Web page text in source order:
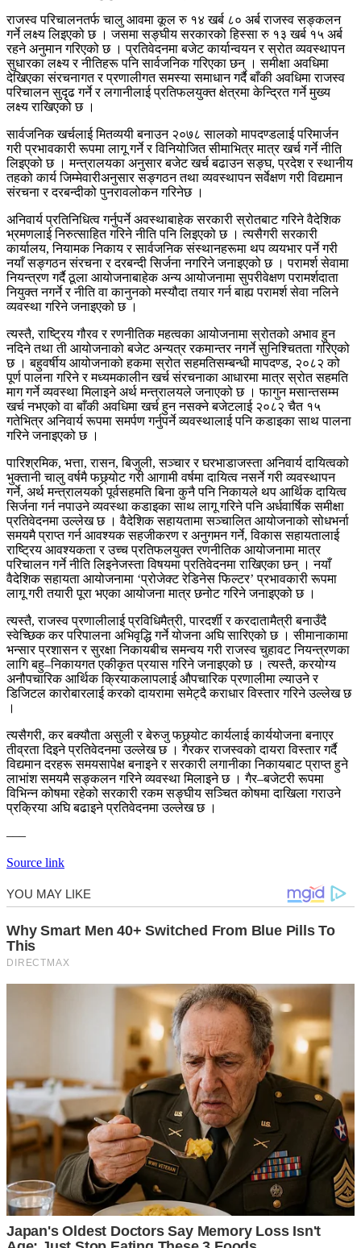
राजस्व परिचालनतर्फ चालु आवमा कूल रु १४ खर्ब ८० अर्ब राजस्व सङ्कलन
गर्ने लक्ष्य लिइएको छ । जसमा सङ्घीय सरकारको हिस्सा रु १३ खर्ब १५ अर्ब
रहने अनुमान गरिएको छ । प्रतिवेदनमा बजेट कार्यान्वयन र स्रोत व्यवस्थापन
सुधारका लक्ष्य र नीतिहरू पनि सार्वजनिक गरिएका छन् । समीक्षा अवधिमा
देखिएका संरचनागत र प्रणालीगत समस्या समाधान गर्दै बाँकी अवधिमा राजस्व
परिचालन सुदृढ गर्ने र लगानीलाई प्रतिफलयुक्त क्षेत्रमा केन्द्रित गर्ने मुख्य
लक्ष्य राखिएको छ ।
सार्वजनिक खर्चलाई मितव्ययी बनाउन २०७८ सालको मापदण्डलाई परिमार्जन
गरी प्रभावकारी रूपमा लागू गर्ने र विनियोजित सीमाभित्र मात्र खर्च गर्ने नीति
लिइएको छ । मन्त्रालयका अनुसार बजेट खर्च बढाउन सङ्घ, प्रदेश र स्थानीय
तहको कार्य जिम्मेवारीअनुसार सङ्गठन तथा व्यवस्थापन सर्वेक्षण गरी विद्यमान
संरचना र दरबन्दीको पुनरावलोकन गरिनेछ ।
अनिवार्य प्रतिनिधित्व गर्नुपर्ने अवस्थाबाहेक सरकारी स्रोतबाट गरिने वैदेशिक
भ्रमणलाई निरुत्साहित गरिने नीति पनि लिइएको छ । त्यसैगरी सरकारी
कार्यालय, नियामक निकाय र सार्वजनिक संस्थानहरूमा थप व्ययभार पर्ने गरी
नयाँ सङ्गठन संरचना र दरबन्दी सिर्जना नगरिने जनाइएको छ । परामर्श सेवामा
नियन्त्रण गर्दै ठूला आयोजनाबाहेक अन्य आयोजनामा सुपरीवेक्षण परामर्शदाता
नियुक्त नगर्ने र नीति वा कानुनको मस्यौदा तयार गर्न बाह्य परामर्श सेवा नलिने
व्यवस्था गरिने जनाइएको छ ।
त्यस्तै, राष्ट्रिय गौरव र रणनीतिक महत्वका आयोजनामा स्रोतको अभाव हुन
नदिने तथा ती आयोजनाको बजेट अन्यत्र रकमान्तर नगर्ने सुनिश्चितता गरिएको
छ । बहुवर्षीय आयोजनाको हकमा स्रोत सहमतिसम्बन्धी मापदण्ड, २०८२ को
पूर्ण पालना गरिने र मध्यमकालीन खर्च संरचनाका आधारमा मात्र स्रोत सहमति
माग गर्ने व्यवस्था मिलाइने अर्थ मन्त्रालयले जनाएको छ । फागुन मसान्तसम्म
खर्च नभएको वा बाँकी अवधिमा खर्च हुन नसक्ने बजेटलाई २०८२ चैत १५
गतेभित्र अनिवार्य रूपमा समर्पण गर्नुपर्ने व्यवस्थालाई पनि कडाइका साथ पालना
गरिने जनाइएको छ ।
पारिश्रमिक, भत्ता, रासन, बिजुली, सञ्चार र घरभाडाजस्ता अनिवार्य दायित्वको
भुक्तानी चालु वर्षमै फछ्र्योट गरी आगामी वर्षमा दायित्व नसर्ने गरी व्यवस्थापन
गर्ने, अर्थ मन्त्रालयको पूर्वसहमति बिना कुनै पनि निकायले थप आर्थिक दायित्व
सिर्जना गर्न नपाउने व्यवस्था कडाइका साथ लागू गरिने पनि अर्धवार्षिक समीक्षा
प्रतिवेदनमा उल्लेख छ । वैदेशिक सहायतामा सञ्चालित आयोजनाको सोधभर्ना
समयमै प्राप्त गर्न आवश्यक सहजीकरण र अनुगमन गर्ने, विकास सहायतालाई
राष्ट्रिय आवश्यकता र उच्च प्रतिफलयुक्त रणनीतिक आयोजनामा मात्र
परिचालन गर्ने नीति लिइनेजस्ता विषयमा प्रतिवेदनमा राखिएका छन् । नयाँ
वैदेशिक सहायता आयोजनामा ‘प्रोजेक्ट रेडिनेस फिल्टर’ प्रभावकारी रूपमा
लागू गरी तयारी पूरा भएका आयोजना मात्र छनोट गरिने जनाइएको छ ।
त्यस्तै, राजस्व प्रणालीलाई प्रविधिमैत्री, पारदर्शी र करदातामैत्री बनाउँदै
स्वेच्छिक कर परिपालना अभिवृद्धि गर्ने योजना अघि सारिएको छ । सीमानाकामा
भन्सार प्रशासन र सुरक्षा निकायबीच समन्वय गरी राजस्व चुहावट नियन्त्रणका
लागि बहु–निकायगत एकीकृत प्रयास गरिने जनाइएको छ । त्यस्तै, करयोग्य
अनौपचारिक आर्थिक क्रियाकलापलाई औपचारिक प्रणालीमा ल्याउने र
डिजिटल कारोबारलाई करको दायरामा समेट्दै कराधार विस्तार गरिने उल्लेख छ
।
त्यसैगरी, कर बक्यौता असुली र बेरुजु फछ्र्योट कार्यलाई कार्ययोजना बनाएर
तीव्रता दिइने प्रतिवेदनमा उल्लेख छ । गैरकर राजस्वको दायरा विस्तार गर्दै
विद्यमान दरहरू समयसापेक्ष बनाइने र सरकारी लगानीका निकायबाट प्राप्त हुने
लाभांश समयमै सङ्कलन गरिने व्यवस्था मिलाइने छ । गैर–बजेटरी रूपमा
विभिन्न कोषमा रहेको सरकारी रकम सङ्घीय सञ्चित कोषमा दाखिला गराउने
प्रक्रिया अघि बढाइने प्रतिवेदनमा उल्लेख छ ।
–––
Source link